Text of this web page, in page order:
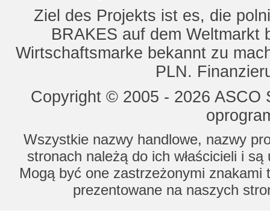
Ziel des Projekts ist es, die
BRAKES auf dem Weltmarkt
Wirtschaftsmarke bekannt zu
PLN.
Copyright © 2005 - 2026
Wszystkie nazwy handlowe, nazwy
stronach należą do ich właścicieli i
Mogą być one zastrzeżonymi znakami
prezentowane na naszych